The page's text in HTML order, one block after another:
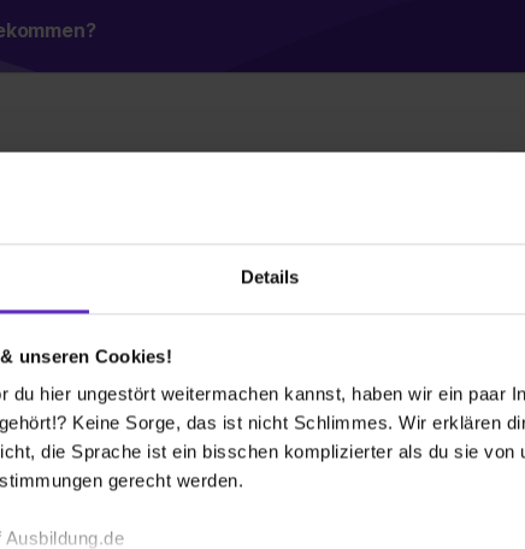
Details
unseren Cookies!
du hier ungestört weitermachen kannst, haben wir ein paar
Keine Sorge, das ist nicht Schlimmes. Wir erklären
die Sprache ist ein bisschen komplizierter als du sie
gerecht werden.
Lösungen für eine bessere Zukunft.
ermöglichen – vieles wäre ohne moderne
sind mächtig stolz darauf, hierzu einen
Und wir haben ihm ganz neues Leben
Halbleiter- und Solarindustrie,
… genau auf diese Eigenschaften. Deshalb
uns an, jeden Tag!
an unserem Stammsitz in Willich bei
und Ingenieuren in unseren Produktionshallen